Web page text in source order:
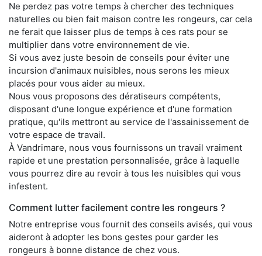
Ne perdez pas votre temps à chercher des techniques
naturelles ou bien fait maison contre les rongeurs, car cela
ne ferait que laisser plus de temps à ces rats pour se
multiplier dans votre environnement de vie.
Si vous avez juste besoin de conseils pour éviter une
incursion d'animaux nuisibles, nous serons les mieux
placés pour vous aider au mieux.
Nous vous proposons des dératiseurs compétents,
disposant d'une longue expérience et d'une formation
pratique, qu'ils mettront au service de l'assainissement de
votre espace de travail.
À Vandrimare, nous vous fournissons un travail vraiment
rapide et une prestation personnalisée, grâce à laquelle
vous pourrez dire au revoir à tous les nuisibles qui vous
infestent.
Comment lutter facilement contre les rongeurs ?
Notre entreprise vous fournit des conseils avisés, qui vous
aideront à adopter les bons gestes pour garder les
rongeurs à bonne distance de chez vous.